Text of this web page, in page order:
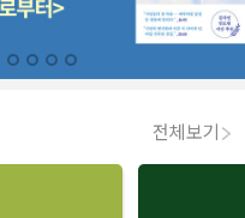
전체보기